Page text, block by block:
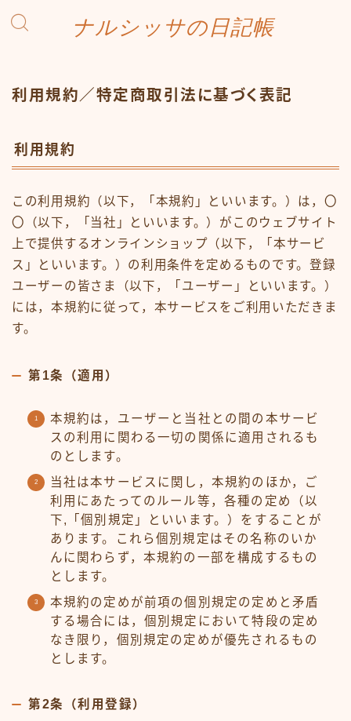
ナルシッサの日記帳
利用規約／特定商取引法に基づく表記
利用規約
この利用規約（以下，「本規約」といいます。）は，〇
〇（以下，「当社」といいます。）がこのウェブサイト
上で提供するオンラインショップ（以下，「本サービ
ス」といいます。）の利用条件を定めるものです。登録
ユーザーの皆さま（以下，「ユーザー」といいます。）
には，本規約に従って，本サービスをご利用いただきま
す。
第1条（適用）
本規約は，ユーザーと当社との間の本サービ
スの利用に関わる一切の関係に適用されるも
のとします。
当社は本サービスに関し，本規約のほか，ご
利用にあたってのルール等，各種の定め（以
下,「個別規定」といいます。）をすることが
あります。これら個別規定はその名称のいか
んに関わらず，本規約の一部を構成するもの
とします。
本規約の定めが前項の個別規定の定めと矛盾
する場合には，個別規定において特段の定め
なき限り，個別規定の定めが優先されるもの
とします。
第2条（利用登録）